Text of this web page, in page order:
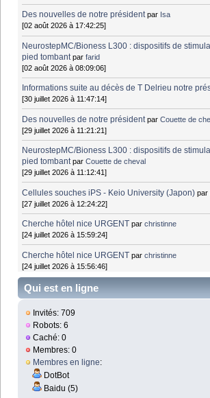
Des nouvelles de notre président par Isa
[02 août 2026 à 17:42:25]
NeurostepMC/Bioness L300 : dispositifs de
pied tombant parfarid
[02 août 2026 à 08:09:06]
Informations suite au décès de T Delrieu notre
[30 juillet 2026 à 11:47:14]
Des nouvelles de notre président parCouette de
[29 juillet 2026 à 11:21:21]
NeurostepMC/Bioness L300 : dispositifs de
pied tombant parCouette de cheval
[29 juillet 2026 à 11:12:41]
Cellules souches iPS - Keio University (Japon) par
[27 juillet 2026 à 12:24:22]
Cherche hôtel nice URGENT parchristinne
[24 juillet 2026 à 15:59:24]
Cherche hôtel nice URGENT parchristinne
[24 juillet 2026 à 15:56:46]
Qui est en ligne
Invités: 709
Robots: 6
Caché: 0
Membres: 0
Membres en ligne:
DotBot
Baidu (5)